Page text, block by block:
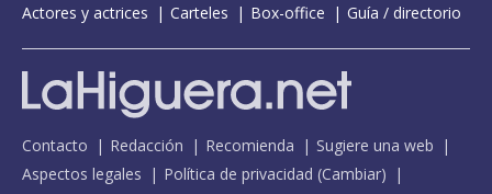
Actores y actrices
Carteles Box-office Guía / directorio
Contacto Redacción Recomienda
Sugiere una web
Aspectos legales
Política de privacidad (Cambiar)